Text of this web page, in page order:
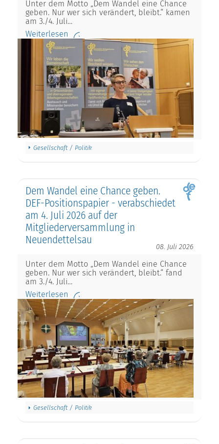
Unter dem Motto „Dem Wandel eine Chance
geben. Nur wer sich verändert, bleibt.“ kamen
am 3./4. Juli…
Weiterlesen
Gesellschaft / Politik
Dem Wandel eine Chance geben.
DEF-Positionspapier - verabschiedet
am 4. Juli 2026 auf der
Mitgliederversammlung in
Neuendettelsau
08. Juli 2026
Unter dem Motto „Dem Wandel eine Chance
geben. Nur wer sich verändert, bleibt.“ fand
am 3./4. Juli…
Weiterlesen
Gesellschaft / Politik